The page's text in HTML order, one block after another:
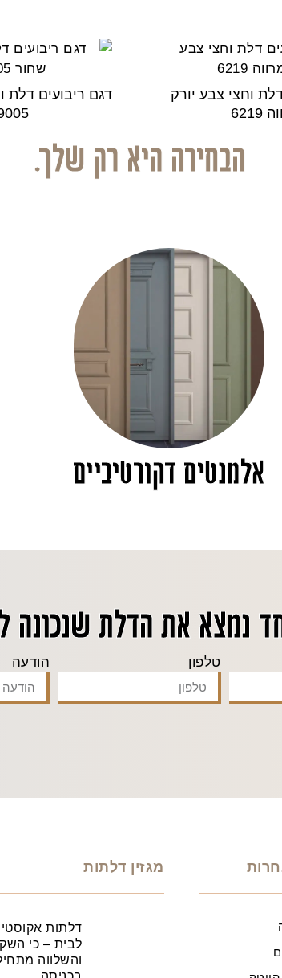
וחצי צבע יורק
6219
דגם ריבועים דלת
הבחירה היא רק שלך.
אלמנטים דקורטיביים
נמצא את הדלת שנכונה
טלפון הודעה
מגזין דלתות
דלתות
לבית – כי
והשלווה